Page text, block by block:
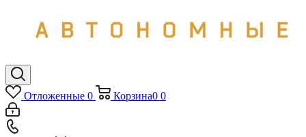
Отложенные 0 Корзина0 0